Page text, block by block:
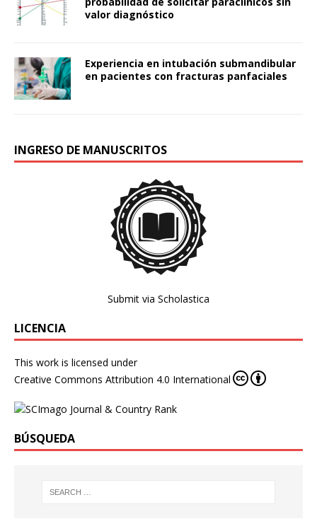
valor diagnóstico
Experiencia en intubación submandibular
en pacientes con fracturas panfaciales
INGRESO DE MANUSCRITOS
Submit via Scholastica
LICENCIA
This work is licensed under
Creative Commons Attribution 4.0 International
BÚSQUEDA